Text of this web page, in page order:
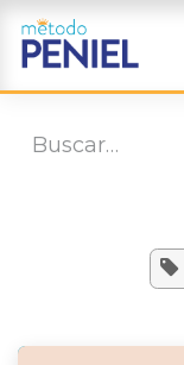
Ir al contenido